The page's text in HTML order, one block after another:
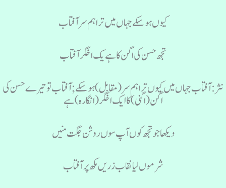
کیوں ہوسکے جہاں میں تراہم سر آفتاب
تجھ حسن کی اگن کا ہے یک اخگر آفتاب
نثر: آفتاب جہاں میں کیوں ترا ہم سر (مقابل) ہوسکے; آفتاب تو تیرے حسن کی
اگن (اگنی) کا ایک اخگر (انگارہ)ہے
دیکھا جو تجھ کوں آپ سوں روشن جگت منیں
شرموں لیا نقاب زریں مکھ پر آفتاب